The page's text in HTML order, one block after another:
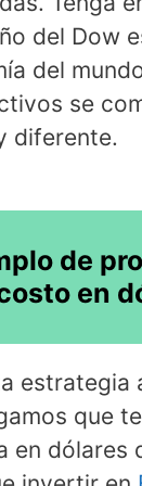
del Dow
del
se
diferente.
de
en
estrategia
que
en dólares